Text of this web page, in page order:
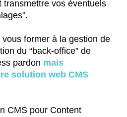
transmettre vos éventuels
former à la gestion de
du “back-office” de
pardon mais
solution web CMS
CMS pour Content